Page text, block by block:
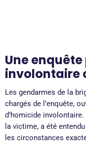
Une
involontaire
Les gendarmes de la
chargés de l’enquête,
d’homicide
la victime, a été
les circonstances